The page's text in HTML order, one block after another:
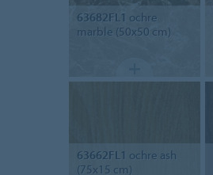
63682FL1 ochre
marble (50x50 cm)
63662FL1 ochre ash
(75x15 cm)